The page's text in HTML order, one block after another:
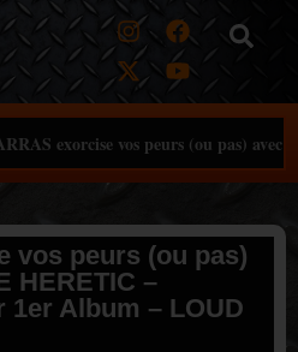
exorcise vos peurs (ou pas)
vos peurs (ou pas)
HERETIC –
1er Album – LOUD